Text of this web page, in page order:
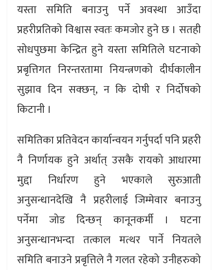
यस्ता समिति बनाउनु पर्ने अवस्था आउँदा
प्रहरीप्रतिको विश्वास स्वतः कमजोर हुने छ । सतही
सोधपुछमा केन्द्रित हुने यस्ता समितिले घटनाको
प्रबृत्तिगत निरन्तरतामा नियन्त्रणको दीर्घकालीन
सुझाव दिन सक्छन्, न कि दोषी र निर्दोषको
किटानी ।
समितिका प्रतिवेदन कार्यान्वयन गर्नुपर्दा पनि प्रहरी
नै निर्णायक हुने अर्थात् उसकै रायको आधारमा
मुद्दा निर्धारण हुने भएकाले सुरुआती
अनुसन्धानदेखि नै प्रहरीलाई जिम्मेवार बनाउनु
पर्नेमा जोड दिन्छन् कानूनकर्मी । घटना
अनुसन्धानभन्दा तत्काल मत्थर पार्ने नियतले
समिति बनाउने प्रबृत्तिले नै गलत रहेको उनीहरुको